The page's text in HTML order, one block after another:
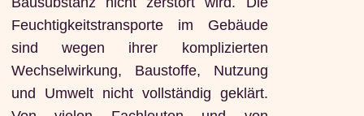
Feuchtigkeitstransporte im Gebäude
sind wegen ihrer komplizierten
Wechselwirkung, Baustoffe, Nutzung
und Umwelt nicht vollständig geklärt.